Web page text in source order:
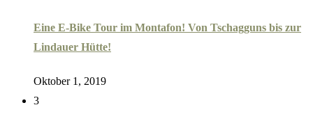
Eine E-Bike Tour im Montafon! Von Tschagguns bis zur
Lindauer Hütte!
Oktober 1, 2019
3